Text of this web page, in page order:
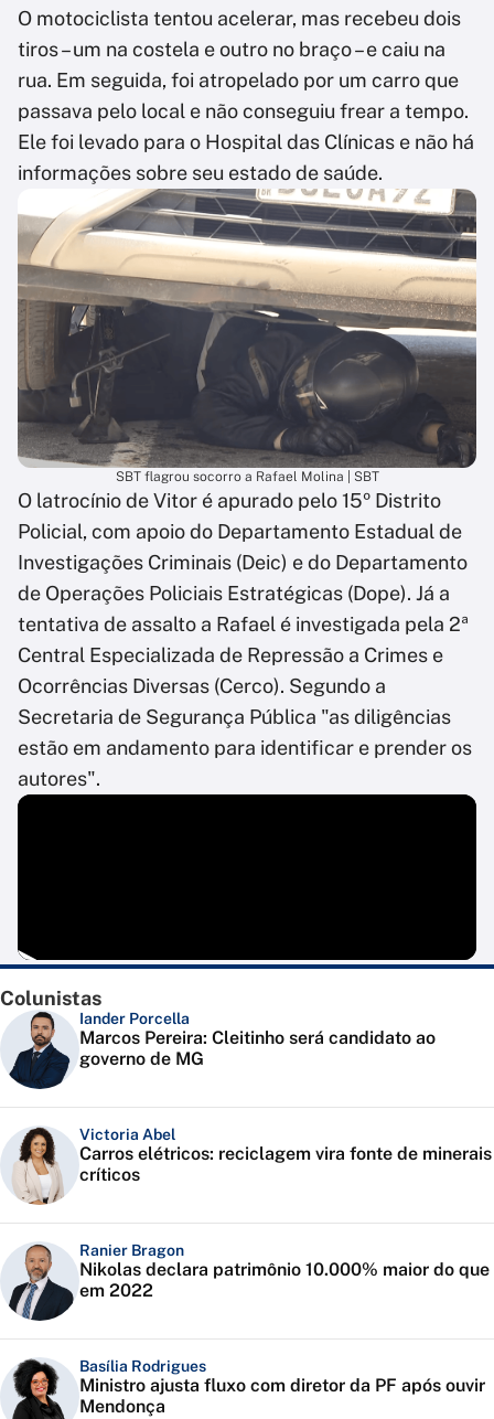
O motociclista tentou acelerar, mas recebeu dois
tiros – um na costela e outro no braço – e caiu na
rua. Em seguida, foi atropelado por um carro que
passava pelo local e não conseguiu frear a tempo.
Ele foi levado para o Hospital das Clínicas e não há
informações sobre seu estado de saúde.
SBT flagrou socorro a Rafael Molina | SBT
O latrocínio de Vitor é apurado pelo 15º Distrito
Policial, com apoio do Departamento Estadual de
Investigações Criminais (Deic) e do Departamento
de Operações Policiais Estratégicas (Dope). Já a
tentativa de assalto a Rafael é investigada pela 2ª
Central Especializada de Repressão a Crimes e
Ocorrências Diversas (Cerco). Segundo a
Secretaria de Segurança Pública "as diligências
estão em andamento para identificar e prender os
autores".
Colunistas
Iander Porcella
Marcos Pereira: Cleitinho será candidato ao
governo de MG
Victoria Abel
Carros elétricos: reciclagem vira fonte de minerais
críticos
Ranier Bragon
Nikolas declara patrimônio 10.000% maior do que
em 2022
Basília Rodrigues
Ministro ajusta fluxo com diretor da PF após ouvir
Mendonça